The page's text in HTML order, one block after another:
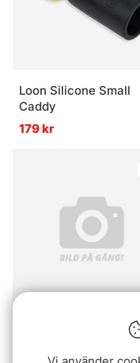
Loon Silicone Small
Caddy
179 kr
Rising Lunker